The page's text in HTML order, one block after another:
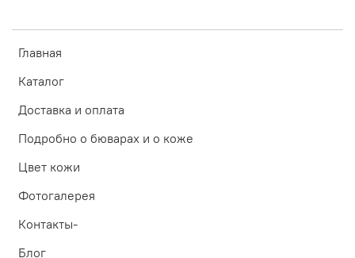
Главная
Каталог
Доставка и оплата
Подробно о бюварах и о коже
Цвет кожи
Фотогалерея
Контакты-
Блог